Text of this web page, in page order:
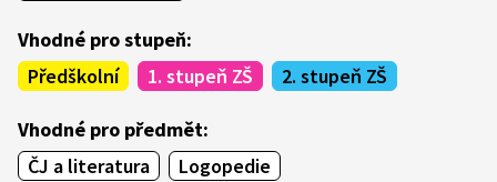
Vhodné pro stupeň:
Předškolní
1. stupeň ZŠ 2. stupeň ZŠ
Vhodné pro předmět:
ČJ a literatura
Logopedie